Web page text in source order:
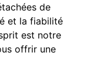
de
et la fiabilité
est notre
offrir une